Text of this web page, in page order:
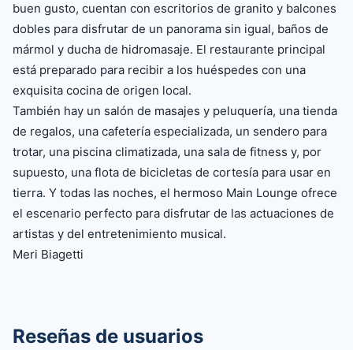
buen gusto, cuentan con escritorios de granito y balcones
dobles para disfrutar de un panorama sin igual, baños de
mármol y ducha de hidromasaje. El restaurante principal
está preparado para recibir a los huéspedes con una
exquisita cocina de origen local.
También hay un salón de masajes y peluquería, una tienda
de regalos, una cafetería especializada, un sendero para
trotar, una piscina climatizada, una sala de fitness y, por
supuesto, una flota de bicicletas de cortesía para usar en
tierra. Y todas las noches, el hermoso Main Lounge ofrece
el escenario perfecto para disfrutar de las actuaciones de
artistas y del entretenimiento musical.
Meri Biagetti
Reseñas de usuarios